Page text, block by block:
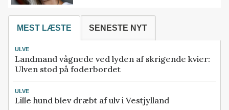
MEST LÆSTE SENESTE NYT
ULVE
Landmand vågnede ved lyden af skrigende kvier:
Ulven stod på foderbordet
ULVE
Lille hund blev dræbt af ulv i Vestjylland